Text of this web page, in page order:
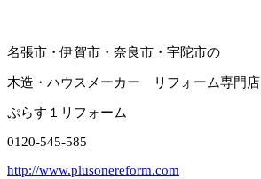
名張市・伊賀市・奈良市・宇陀市の
木造・ハウスメーカー リフォーム専門店
ぷらす１リフォーム
0120-545-585
http://www.plusonereform.com